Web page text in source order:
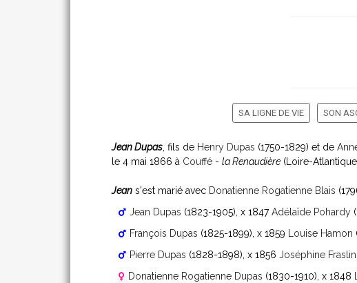
SA LIGNE DE VIE SON
Jean Dupas , fils de Henry Dupas (1750-1829) et de
le 4 mai 1866 à Couffé - la Renaudière (Loire-
Jean s'est marié avec Donatienne Rogatienne Blais
Jean Dupas (1823-1905) , x 1847Adélaïde Pohardy
François Dupas (1825-1899) , x 1859 Louise Hamon
Pierre Dupas (1828-1898) , x 1856 Joséphine Fraslin
Donatienne Rogatienne Dupas (1830-1910) , x 1848